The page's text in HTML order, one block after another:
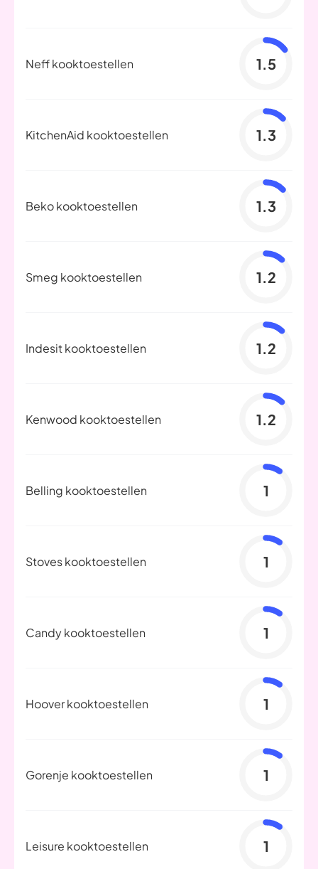
Neff kooktoestellen 1.5
KitchenAid kooktoestellen 1.3
Beko kooktoestellen 1.3
Smeg kooktoestellen 1.2
Indesit kooktoestellen 1.2
Kenwood kooktoestellen 1.2
Belling kooktoestellen 1
Stoves kooktoestellen 1
Candy kooktoestellen 1
Hoover kooktoestellen 1
Gorenje kooktoestellen 1
Leisure kooktoestellen 1